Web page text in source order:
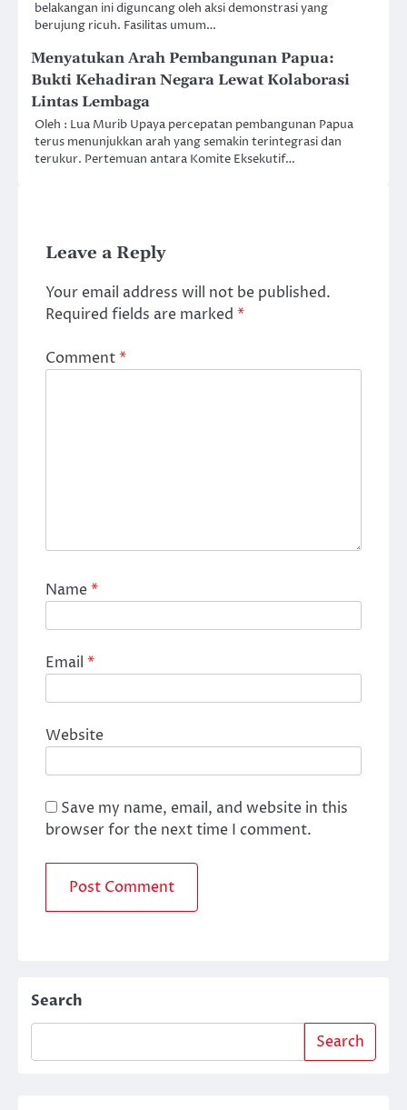
belakangan ini diguncang oleh aksi demonstrasi yang
berujung ricuh. Fasilitas umum…
Menyatukan Arah Pembangunan Papua:
Bukti Kehadiran Negara Lewat Kolaborasi
Lintas Lembaga
Oleh : Lua Murib Upaya percepatan pembangunan Papua
terus menunjukkan arah yang semakin terintegrasi dan
terukur. Pertemuan antara Komite Eksekutif…
Leave a Reply
Your email address will not be published.
Required fields are marked *
Comment*
Name*
Email *
Website
Save my name, email, and website in this
browser for the next time I comment.
Search
Search